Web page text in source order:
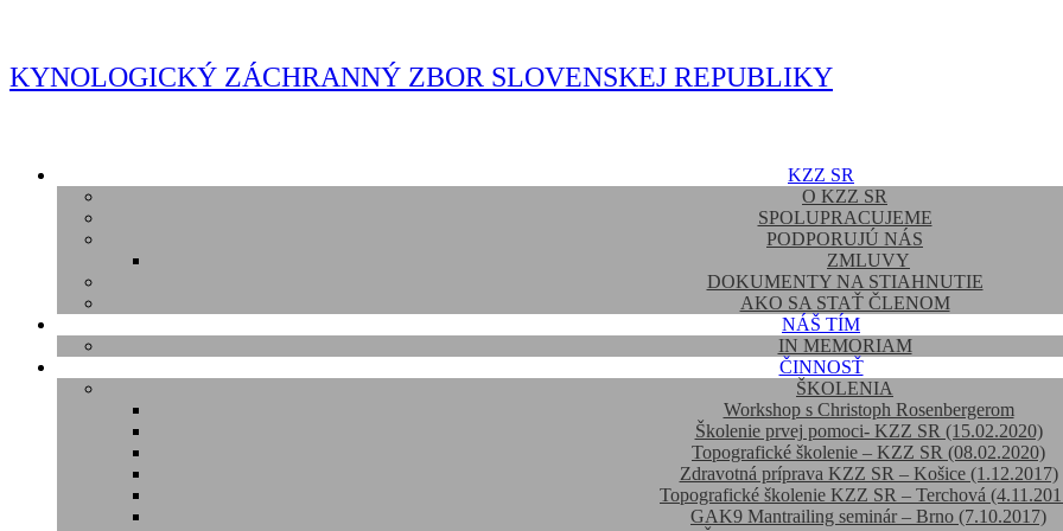
KYNOLOGICKÝ ZÁCHRANNÝ ZBOR SLOVENSKEJ REPUBLIKY
KZZ SR
O KZZ SR
SPOLUPRACUJEME
PODPORUJÚ NÁS
ZMLUVY
DOKUMENTY NA STIAHNUTIE
AKO SA STAŤ ČLENOM
NÁŠ TÍM
IN MEMORIAM
ČINNOSŤ
ŠKOLENIA
Workshop s Christoph Rosenbergerom
Školenie prvej pomoci- KZZ SR (15.02.2020)
Topografické školenie – KZZ SR (08.02.2020)
Zdravotná príprava KZZ SR – Košice (1.12.2017)
Topografické školenie KZZ SR – Terchová
GAK9 Mantrailing seminár – Brno (7.10.2017)